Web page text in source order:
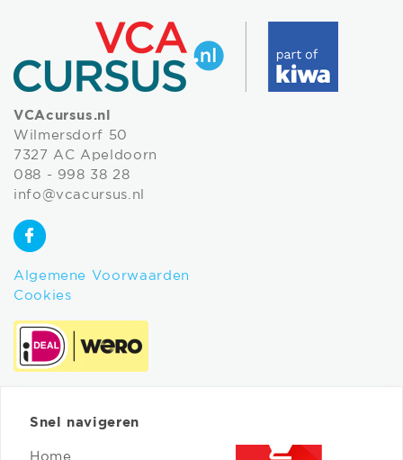
VCAcursus.nl
Wilmersdorf 50
7327 AC Apeldoorn
088 - 998 38 28
info@vcacursus.nl
Algemene Voorwaarden
Cookies
Snel navigeren
Home